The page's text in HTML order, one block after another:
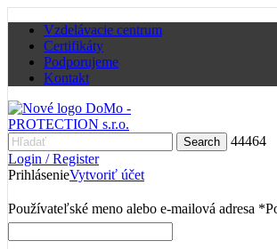
Vzdelávacie centrum
Certifikáty
Podporujeme
Kontakt
Search
44464
Login / Register
PrihlásenieVytvoriť účet
Používateľské meno alebo e-mailová adresa *